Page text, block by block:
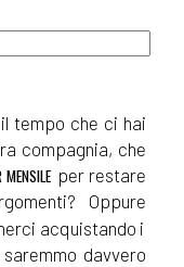
tempo che ci hai
compagnia, che
per restare
Oppure
acquistando i
davvero